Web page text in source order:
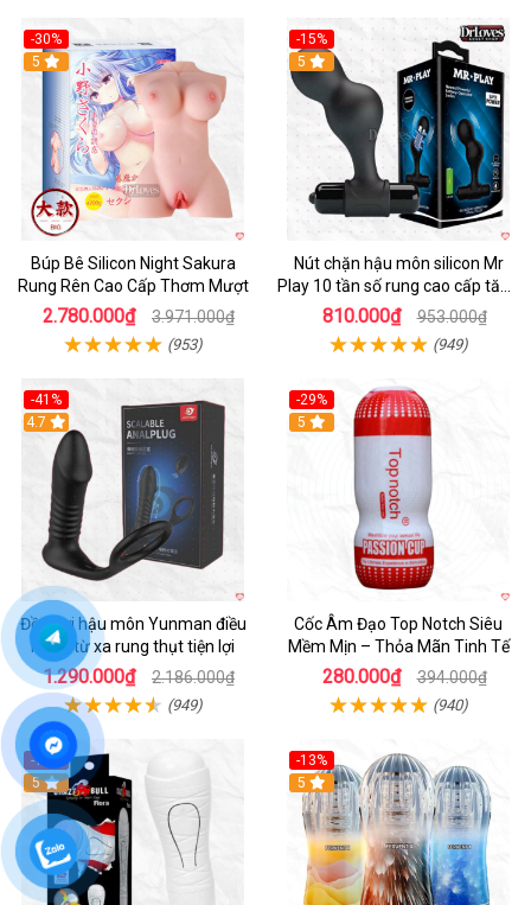
-30%
Hot
5
Búp Bê Silicon Night Sakura
Rung Rên Cao Cấp Thơm Mượt
2.780.000₫ 3.971.000₫
(953)
-15%
Hot
5
Nút chặn hậu môn silicon Mr
Play 10 tần số rung cao cấp tăng
khoái cảm
810.000₫ 953.000₫
(949)
-41%
Hot
4.7
Đồ chơi hậu môn Yunman điều
khiển từ xa rung thụt tiện lợi
1.290.000₫ 2.186.000₫
(949)
-29%
5
Cốc Âm Đạo Top Notch Siêu
Mềm Mịn – Thỏa Mãn Tinh Tế
280.000₫ 394.000₫
(940)
-17%
5
-13%
Hot
5